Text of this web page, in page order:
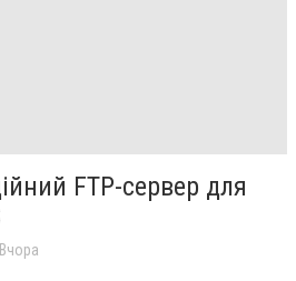
FTP-сервер для